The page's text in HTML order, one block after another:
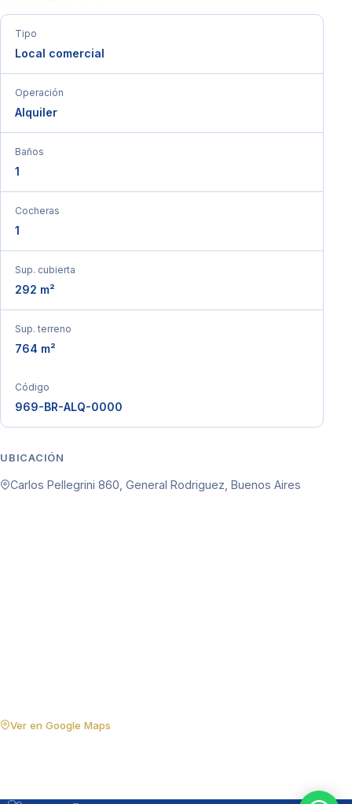
Tipo
Local comercial
Operación
Alquiler
Baños
1
Cocheras
1
Sup. cubierta
292 m²
Sup. terreno
764 m²
Código
969-BR-ALQ-0000
UBICACIÓN
Carlos Pellegrini 860, General Rodriguez, Buenos Aires
Ver en Google Maps